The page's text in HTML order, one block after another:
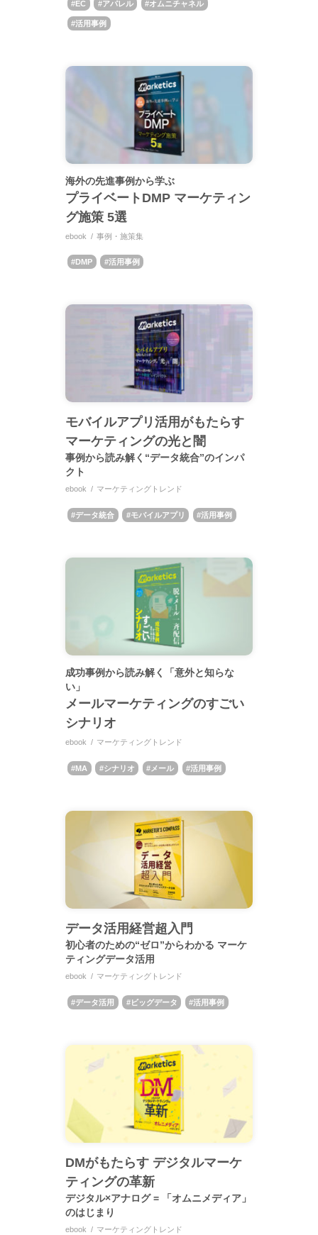
EC アパレル オムニチャネル
活用事例
海外の先進事例から学ぶ
プライベートDMP マーケティン
グ施策 5選
ebook 事例・施策集
DMP 活用事例
モバイルアプリ活用がもたらす
マーケティングの光と闇
事例から読み解く“データ統合”のインパ
クト
ebook マーケティングトレンド
データ統合 モバイルアプリ 活用事例
成功事例から読み解く「意外と知らな
い」
メールマーケティングのすごい
シナリオ
ebook マーケティングトレンド
MA シナリオ メール 活用事例
データ活用経営超入門
初心者のための“ゼロ”からわかる マーケ
ティングデータ活用
ebook マーケティングトレンド
データ活用 ビッグデータ 活用事例
DMがもたらす デジタルマーケ
ティングの革新
デジタル×アナログ = 「オムニメディア」
のはじまり
ebook マーケティングトレンド